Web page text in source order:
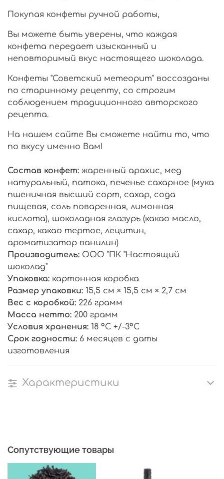
Покупая конфеты ручной работы,
Вы можете быть уверены, что каждая
конфета передает изысканный и
неповторимый вкус настоящего шоколада.
Конфеты "Советский метеорит" воссозданы
по старинному рецепту, со строгим
соблюдением традиционного авторского
рецепта.
На нашем сайте Вы сможете найти то, что
по вкусу именно Вам!
Состав конфет: жаренный арахис, мед
натуральный, патока, печенье сахарное (мука
пшеничная высший сорт, сахар, сода
пищевая, соль поваренная, лимонная
кислота), шоколадная глазурь (какао масло,
сахар, какао тертое, лецитин,
ароматизатор ванилин)
Производитель: ООО "ПК "Настоящий
шоколад"
Упаковка: картонная коробка
Размер упаковки: 15,5 см × 15,5 см × 2,7 см
Вес с коробкой: 226 грамм
Масса нетто: 200 грамм
Условия хранения: 18 °C +/-3°C
Срок годности: 6 месяцев с даты
изготовления
Характеристики
Сопутствующие товары